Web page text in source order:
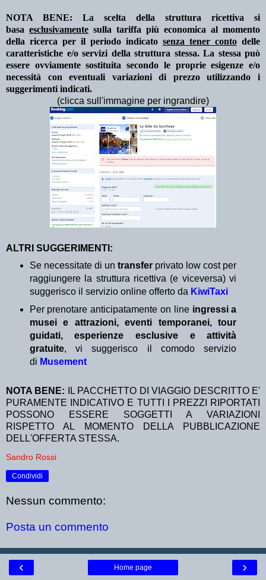
NOTA BENE: La scelta della struttura ricettiva si
basa esclusivamente sulla tariffa più economica al momento
della ricerca per il periodo indicato senza tener conto delle
caratteristiche e/o servizi della struttura stessa. La stessa può
essere ovviamente sostituita secondo le proprie esigenze e/o
necessità con eventuali variazioni di prezzo utilizzando i
suggerimenti indicati.
(clicca sull'immagine per ingrandire)
ALTRI SUGGERIMENTI:
Se necessitate di un transfer privato low cost per
raggiungere la struttura ricettiva (e viceversa) vi
suggerisco il servizio online offerto da KiwiTaxi
Per prenotare anticipatamente on line ingressi a
musei e attrazioni, eventi temporanei, tour
guidati, esperienze esclusive e attività
gratuite, vi suggerisco il comodo servizio
di Musement
NOTA BENE:
IL PACCHETTO DI VIAGGIO DESCRITTO E'
PURAMENTE INDICATIVO E TUTTI I PREZZI RIPORTATI
POSSONO ESSERE SOGGETTI A VARIAZIONI
RISPETTO AL MOMENTO DELLA PUBBLICAZIONE
DELL'OFFERTA STESSA.
Sandro Rossi
Condividi
Nessun commento:
Posta un commento
‹ ›
Home page